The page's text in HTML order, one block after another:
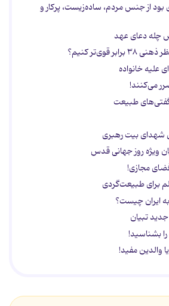
از جنس مردم، ساده‌زیست، پرکار و
چله دعای عهد
قوی‌تر کنیم؟
می‌کنند!
طبیعت
شهدای بیت رهبری
ویژه روز جهانی قدس
مجازی!
ایران چیست؟
جدید تبیان
بشناسید!
والدین مفید!